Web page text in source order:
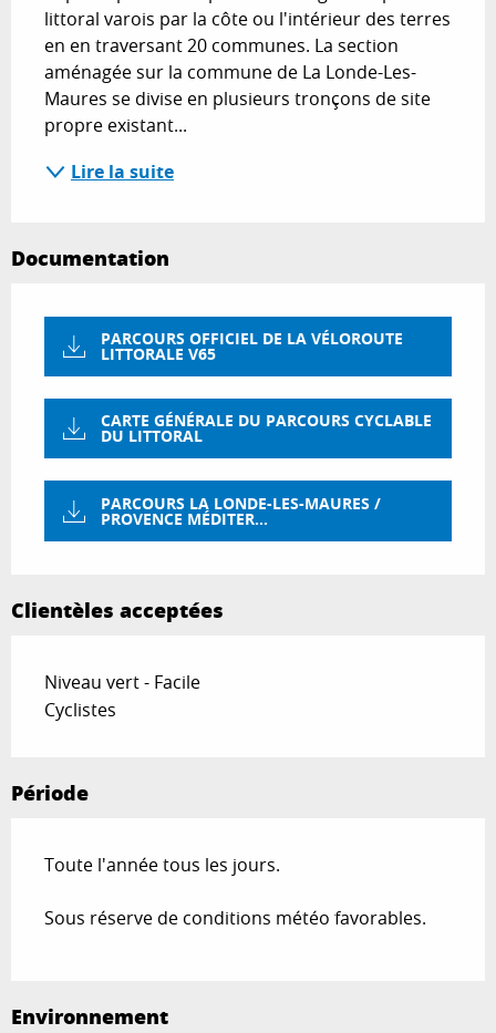
littoral varois par la côte ou l'intérieur des terres
en en traversant 20 communes. La section
aménagée sur la commune de La Londe-Les-
Maures se divise en plusieurs tronçons de site
propre existant...
Lire la suite
Documentation
PARCOURS OFFICIEL DE LA VÉLOROUTE
LITTORALE V65
CARTE GÉNÉRALE DU PARCOURS CYCLABLE
DU LITTORAL
PARCOURS LA LONDE-LES-MAURES /
PROVENCE MÉDITER...
Clientèles acceptées
Niveau vert - Facile
Cyclistes
Période
Toute l'année tous les jours.
Sous réserve de conditions météo favorables.
Environnement